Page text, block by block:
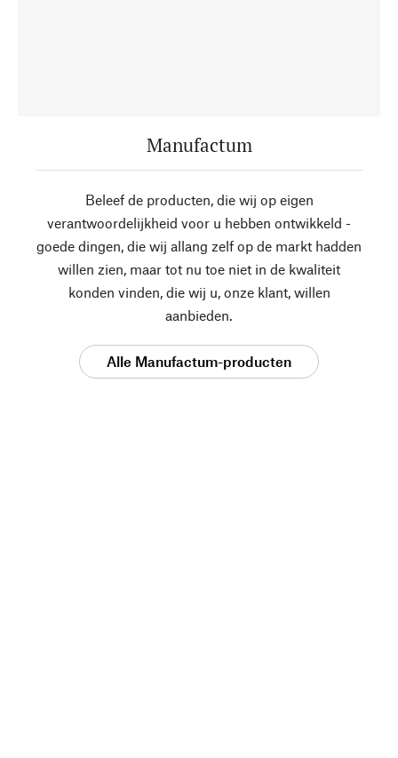
Manufactum
Beleef de producten, die wij op eigen
verantwoordelijkheid voor u hebben ontwikkeld -
goede dingen, die wij allang zelf op de markt hadden
willen zien, maar tot nu toe niet in de kwaliteit
konden vinden, die wij u, onze klant, willen
aanbieden.
Alle Manufactum-producten